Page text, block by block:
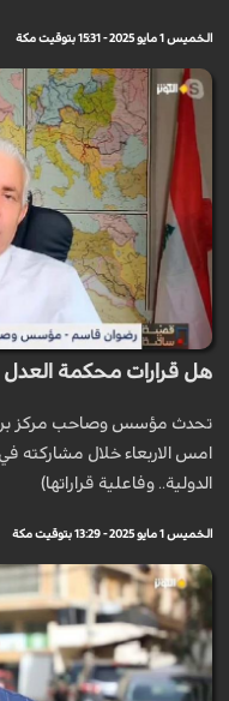
الخميس 1 مايو 2025 - 15:31 بتوقيت مكة
هل قرارات محكمة
تحدث مؤسس وصاحب مركز
امس الاربعاء خلال مشاركته
الدولية.. وفاعلية قراراتها)
الخميس 1 مايو 2025 - 13:29 بتوقيت مكة